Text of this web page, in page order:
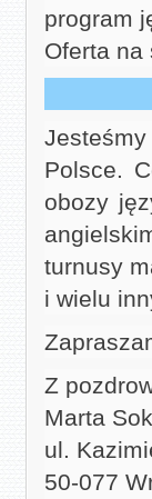
program
Oferta na
Polsce.
obozy
turnusy
i wielu
Z
Marta
ul.
50-077